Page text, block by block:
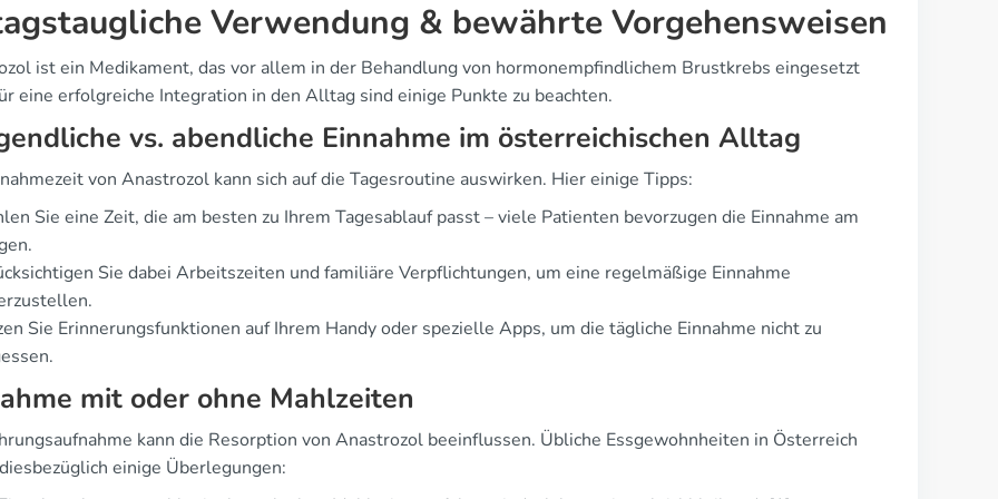
Verwendung & bewährte Vorgehensweisen
ist ein Medikament, das vor allem in der Behandlung von hormonempfindlichem Brustkrebs eingesetzt
eine erfolgreiche Integration in den Alltag sind einige Punkte zu beachten.
vs. abendliche Einnahme im österreichischen Alltag
von Anastrozol kann sich auf die Tagesroutine auswirken. Hier einige Tipps:
Sie eine Zeit, die am besten zu Ihrem Tagesablauf passt – viele Patienten bevorzugen die Einnahme am
Sie dabei Arbeitszeiten und familiäre Verpflichtungen, um eine regelmäßige Einnahme
Sie Erinnerungsfunktionen auf Ihrem Handy oder spezielle Apps, um die tägliche Einnahme nicht zu
mit oder ohne Mahlzeiten
kann die Resorption von Anastrozol beeinflussen. Übliche Essgewohnheiten in Österreich
einige Überlegungen: